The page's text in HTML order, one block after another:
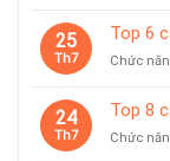
25
Th7
Top 6
Chức
24
Th7
Top 8
Chức